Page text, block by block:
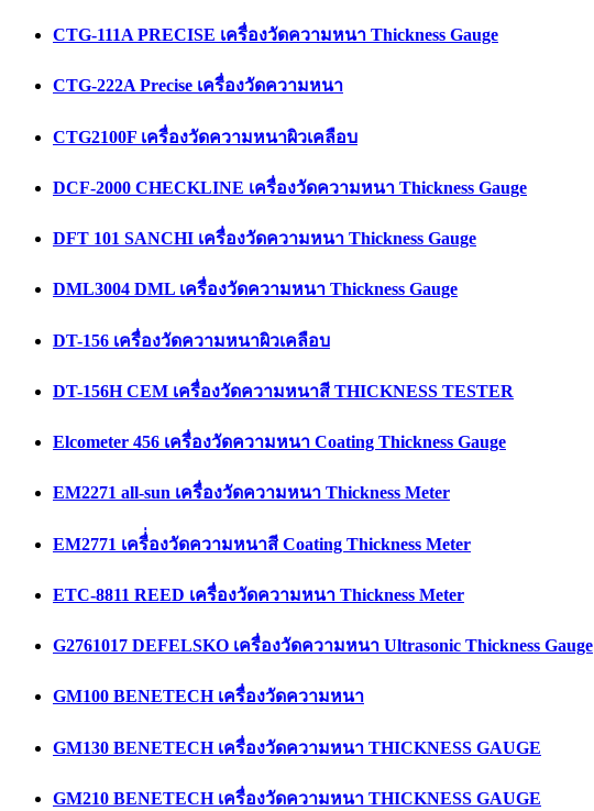
CTG-111A PRECISE เครื่องวัดความหนา Thickness Gauge
CTG-222A Precise เครื่องวัดความหนา
CTG2100F เครื่องวัดความหนาผิวเคลือบ
DCF-2000 CHECKLINE เครื่องวัดความหนา Thickness Gauge
DFT 101 SANCHI เครื่องวัดความหนา Thickness Gauge
DML3004 DML เครื่องวัดความหนา Thickness Gauge
DT-156 เครื่องวัดความหนาผิวเคลือบ
DT-156H CEM เครื่องวัดความหนาสี THICKNESS TESTER
Elcometer 456 เครื่องวัดความหนา Coating Thickness Gauge
EM2271 all-sun เครื่องวัดความหนา Thickness Meter
EM2771 เครื่่องวัดความหนาสี Coating Thickness Meter
ETC-8811 REED เครื่องวัดความหนา Thickness Meter
G2761017 DEFELSKO เครื่องวัดความหนา Ultrasonic Thickness Gauge
GM100 BENETECH เครื่องวัดความหนา
GM130 BENETECH เครื่องวัดความหนา THICKNESS GAUGE
GM210 BENETECH เครื่องวัดความหนา THICKNESS GAUGE